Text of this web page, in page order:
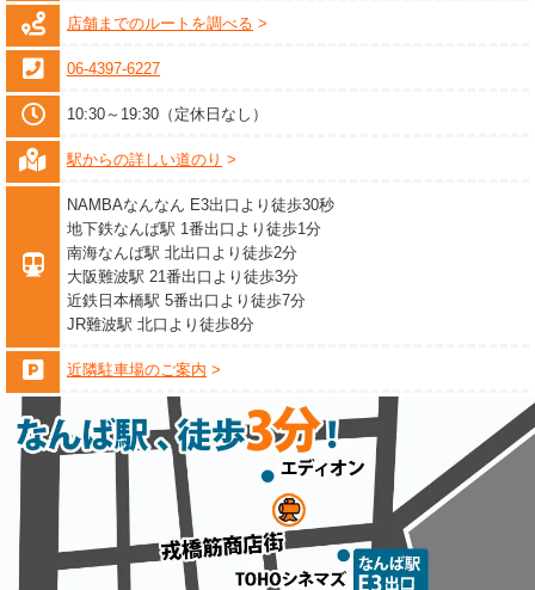
店舗までのルートを調べる
06-4397-6227
10:30～19:30（定休日なし）
駅からの詳しい道のり
NAMBAなんなん E3出口より徒歩30秒
地下鉄なんば駅 1番出口より徒歩1分
南海なんば駅 北出口より徒歩2分
大阪難波駅 21番出口より徒歩3分
近鉄日本橋駅 5番出口より徒歩7分
JR難波駅 北口より徒歩8分
近隣駐車場のご案内